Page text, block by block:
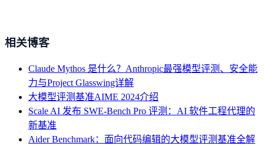
相关博客
Claude Mythos 是什么？Anthropic最强模型评测、安全能
力与Project Glasswing详解
大模型评测基准AIME 2024介绍
Scale AI 发布 SWE-Bench Pro 评测：AI 软件工程代理的
新基准
Aider Benchmark：面向代码编辑的大模型评测基准全解